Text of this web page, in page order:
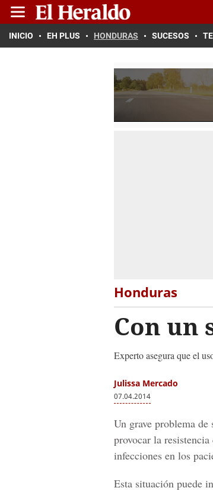
INICIO EH PLUS HONDURAS SUCESOS
Honduras
Con un
Experto asegura que el
Julissa Mercado
07.04.2014
Un grave problema
provocar la
infecciones en los
Esta situación puede